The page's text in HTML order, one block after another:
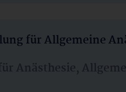
für Allgemeine
Anästhesie,